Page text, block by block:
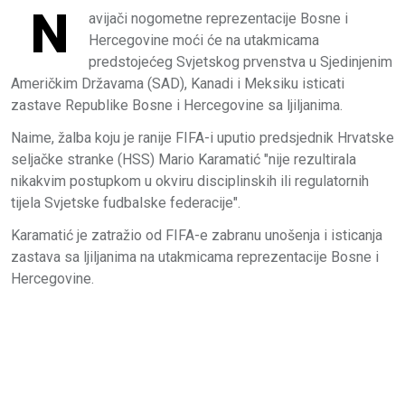
N
avijači nogometne reprezentacije Bosne i
Hercegovine moći će na utakmicama
predstojećeg Svjetskog prvenstva u Sjedinjenim
Američkim Državama (SAD), Kanadi i Meksiku isticati
zastave Republike Bosne i Hercegovine sa ljiljanima.
Naime, žalba koju je ranije FIFA-i uputio predsjednik Hrvatske
seljačke stranke (HSS) Mario Karamatić "nije rezultirala
nikakvim postupkom u okviru disciplinskih ili regulatornih
tijela Svjetske fudbalske federacije".
Karamatić je zatražio od FIFA-e zabranu unošenja i isticanja
zastava sa ljiljanima na utakmicama reprezentacije Bosne i
Hercegovine.